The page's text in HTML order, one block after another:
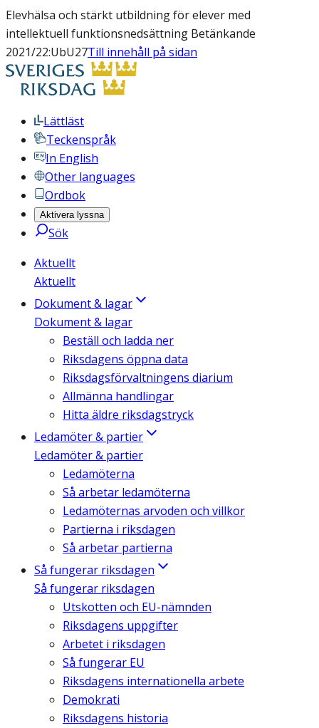
Elevhälsa och stärkt utbildning för elever med
intellektuell funktionsnedsättning Betänkande
2021/22:UbU27Till innehåll på sidan
Lättläst
Teckenspråk
In English
Other languages
Ordbok
Aktivera lyssna
Sök
Aktuellt
Aktuellt
Dokument & lagar
Dokument & lagar
Beställ och ladda ner
Riksdagens öppna data
Riksdagsförvaltningens diarium
Allmänna handlingar
Hitta äldre riksdagstryck
Ledamöter & partier
Ledamöter & partier
Ledamöterna
Så arbetar ledamöterna
Ledamöternas arvoden och villkor
Partierna i riksdagen
Så arbetar partierna
Så fungerar riksdagen
Så fungerar riksdagen
Utskotten och EU-nämnden
Riksdagens uppgifter
Arbetet i riksdagen
Så fungerar EU
Riksdagens internationella arbete
Demokrati
Riksdagens historia